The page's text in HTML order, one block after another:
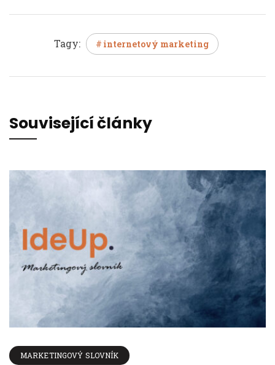
Tagy: internetový marketing
Související články
MARKETINGOVÝ SLOVNÍK